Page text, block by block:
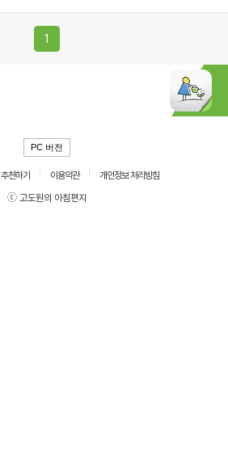
1
PC 버전
추천하기 이용약관
개인정보 처리방침
ⓒ 고도원의 아침편지